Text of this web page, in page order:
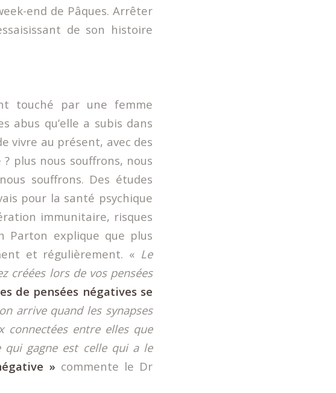
end de Pâques. Arrêter
de son histoire
touché par une femme
abus qu’elle a subis dans
vivre au présent, avec des
plus nous souffrons, nous
souffrons. Des études
pour la santé psychique
immunitaire, risques
Parton explique que plus
et régulièrement. « Le
créées lors de vos pensées
de pensées négatives se
arrive quand les synapses
entre elles que
gagne est celle qui a le
» commente le Dr